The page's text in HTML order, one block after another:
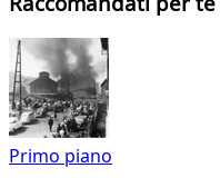
Primo piano